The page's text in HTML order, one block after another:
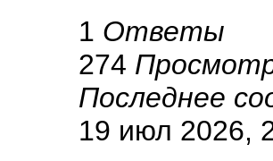
1 Ответы
274
Последнее
19 июл 2026,